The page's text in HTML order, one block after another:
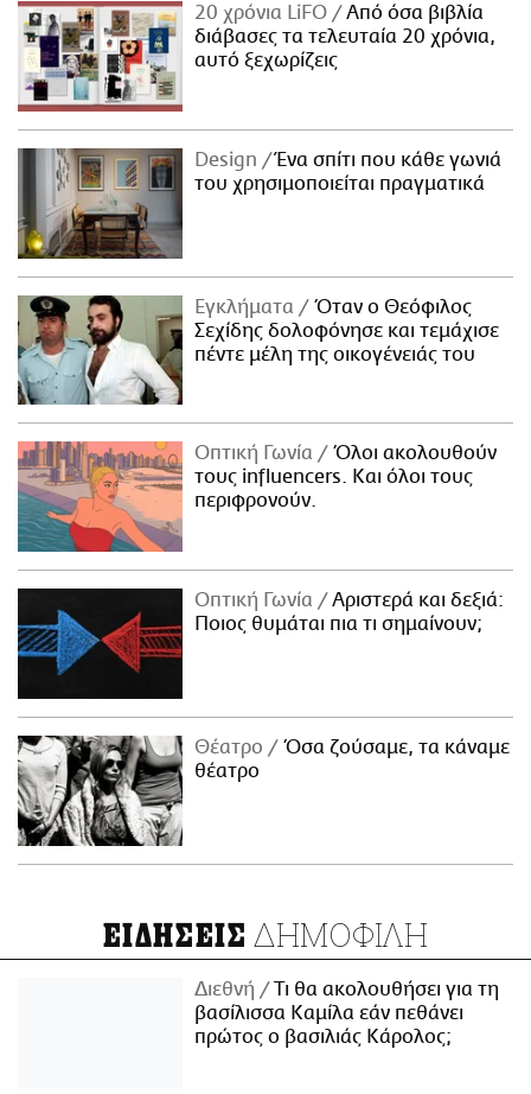
20 χρόνια LiFO
Από όσα βιβλία
διάβασες τα τελευταία 20 χρόνια,
αυτό ξεχωρίζεις
Design
Ένα σπίτι που κάθε γωνιά
του χρησιμοποιείται πραγματικά
Εγκλήματα
Όταν ο Θεόφιλος
Σεχίδης δολοφόνησε και τεμάχισε
πέντε μέλη της οικογένειάς του
Οπτική Γωνία
Όλοι ακολουθούν
τους influencers. Και όλοι τους
περιφρονούν.
Οπτική Γωνία
Αριστερά και δεξιά:
Ποιος θυμάται πια τι σημαίνουν;
Θέατρο
Όσα ζούσαμε, τα κάναμε
θέατρο
ΕΙΔΗΣΕΙΣ ΔΗΜΟΦΙΛΗ
Διεθνή
Τι θα ακολουθήσει για τη
βασίλισσα Καμίλα εάν πεθάνει
πρώτος ο βασιλιάς Κάρολος;